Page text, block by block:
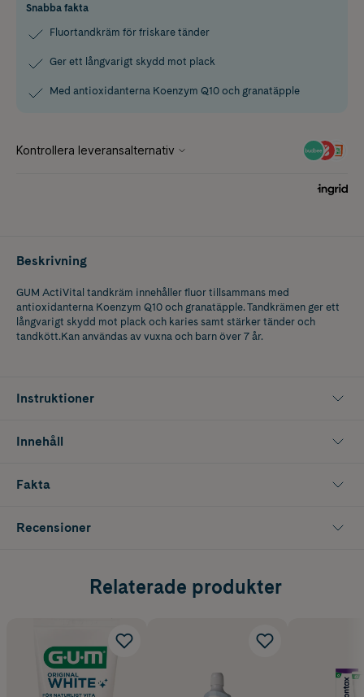
Snabba fakta
Fluortandkräm för friskare tänder
Ger ett långvarigt skydd mot plack
Med antioxidanterna Koenzym Q10 och granatäpple
Beskrivning
GUM ActiVital tandkräm innehåller fluor tillsammans med
antioxidanterna Koenzym Q10 och granatäpple. Tandkrämen ger ett
långvarigt skydd mot plack och karies samt stärker tänder och
tandkött.Kan användas av vuxna och barn över 7 år.
Instruktioner
Innehåll
Fakta
Recensioner
Relaterade produkter